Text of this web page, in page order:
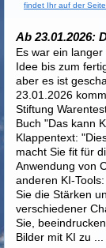
findet Ihr auf der
Ab 23.01.2026:
Es war ein
Idee bis zum
aber es ist
23.01.2026
Stiftung
Buch "Das kann
Klappentext:
macht Sie fit für
Anwendung von
anderen KI-
Sie die Stärken
verschiedener
Sie,
Bilder mit KI zu ...